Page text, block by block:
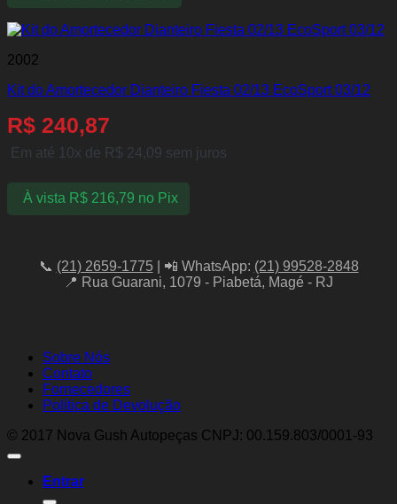
2002
Kit do Amortecedor Dianteiro Fiesta 02/13 EcoSport 03/12
R$ 240,87
Em até 10x de R$ 24,09 sem juros
À vista R$216,79 no Pix
📞 (21) 2659-1775| 📲 WhatsApp: (21) 99528-2848
📍 Rua Guarani, 1079 - Piabetá, Magé - RJ
Sobre Nós
Contato
Fornecedores
Política de Devolução
© 2017 Nova Gush Autopeças CNPJ: 00.159.803/0001-93
Entrar